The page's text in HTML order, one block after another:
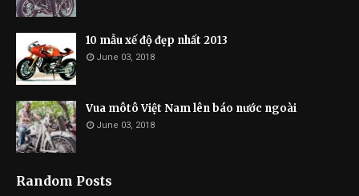
10 mẫu xế độ đẹp nhất 2013
June 03, 2018
Vua môtô Việt Nam lên báo nước ngoài
June 03, 2018
Random Posts